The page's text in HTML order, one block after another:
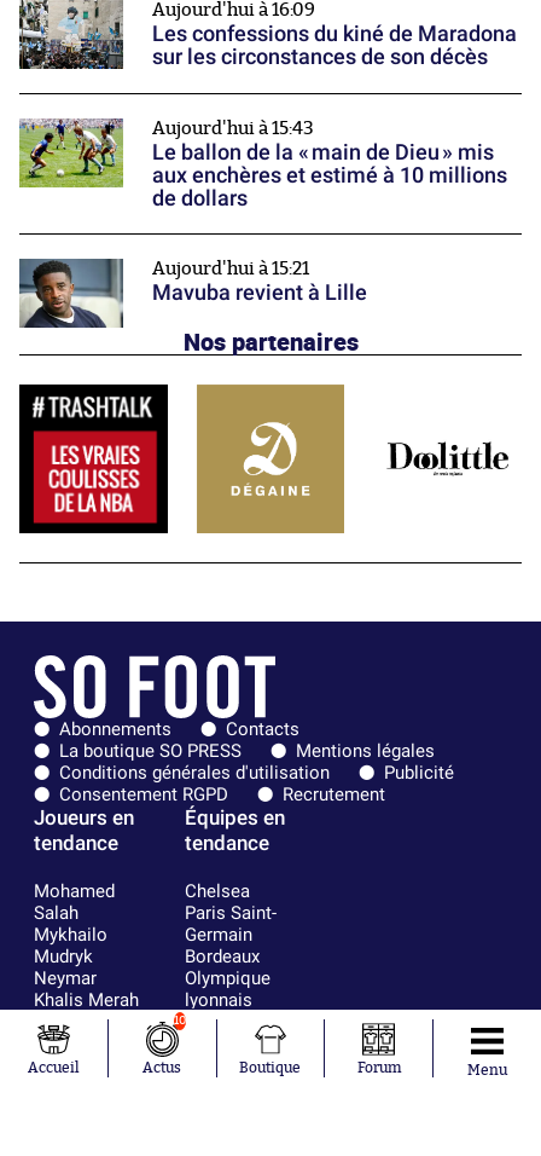
Aujourd'hui à 16:09
Les confessions du kiné de Maradona
sur les circonstances de son décès
Aujourd'hui à 15:43
Le ballon de la « main de Dieu » mis
aux enchères et estimé à 10 millions
de dollars
Aujourd'hui à 15:21
Mavuba revient à Lille
Nos partenaires
Abonnements
Contacts
La boutique SO PRESS
Mentions légales
Conditions générales d'utilisation
Publicité
Consentement RGPD
Recrutement
Joueurs en
tendance
Mohamed
Salah
Mykhailo
Mudryk
Neymar
Khalis Merah
Loïs Openda
Moussa
Niakhaté
Équipes en
tendance
Chelsea
Paris Saint-
Germain
Bordeaux
Olympique
lyonnais
FIFA
Real Madrid
RC Strasbourg
Accueil
10
Actus Boutique Forum Menu